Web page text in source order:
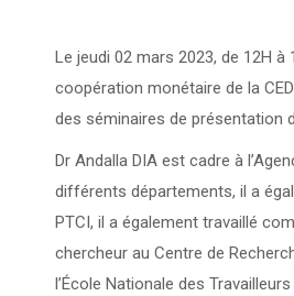
Le jeudi 02 mars 2023, de 12H
coopération monétaire de la
des séminaires de présentation
Dr Andalla DIA est cadre à
différents départements, il a
PTCI, il a également travaillé
chercheur au Centre de
l’École Nationale des